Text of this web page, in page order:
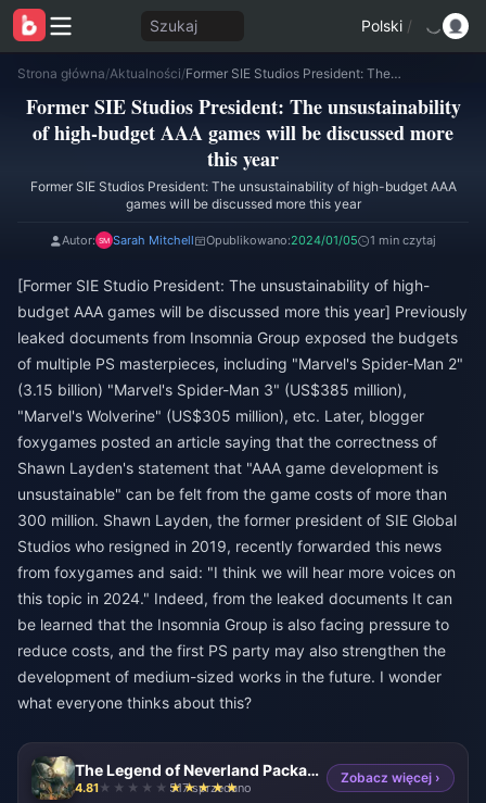
Szukaj Polski /
Strona główna/Aktualności/ Former SIE Studios President: The unsustainability of high-budget AAA games will be discussed more this year
Former SIE Studios President: The unsustainability
of high-budget AAA games will be discussed more
this year
Former SIE Studios President: The unsustainability of high-budget AAA
games will be discussed more this year
Autor: Sarah Mitchell Opublikowano:2024/01/05 1 min czytaj
[Former SIE Studio President: The unsustainability of high-
budget AAA games will be discussed more this year] Previously
leaked documents from Insomnia Group exposed the budgets
of multiple PS masterpieces, including "Marvel's Spider-Man 2"
(3.15 billion) "Marvel's Spider-Man 3" (US$385 million),
"Marvel's Wolverine" (US$305 million), etc. Later, blogger
foxygames posted an article saying that the correctness of
Shawn Layden's statement that "AAA game development is
unsustainable" can be felt from the game costs of more than
300 million. Shawn Layden, the former president of SIE Global
Studios who resigned in 2019, recently forwarded this news
from foxygames and said: "I think we will hear more voices on
this topic in 2024." Indeed, from the leaked documents It can
be learned that the Insomnia Group is also facing pressure to
reduce costs, and the first PS party may also strengthen the
development of medium-sized works in the future. I wonder
what everyone thinks about this?
The Legend of Neverland Package (SEA)
4.81 517 sprzedano
Zobacz więcej ›